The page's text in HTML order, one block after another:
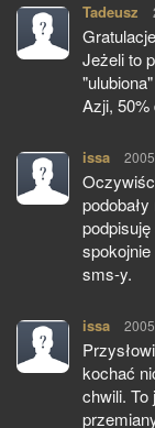
Tadeusz
Jeżeli to
Azji, 50%
issa
sms-y.
issa
kochać
chwili. To